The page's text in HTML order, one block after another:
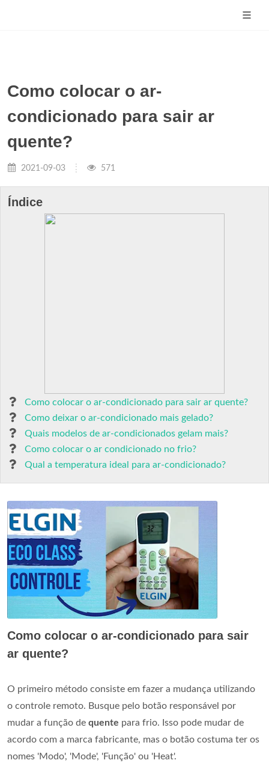
Como colocar o ar-
condicionado para sair ar
quente?
2021-09-03 571
Índice
Como colocar o ar-condicionado para sair ar quente?
Como deixar o ar-condicionado mais gelado?
Quais modelos de ar-condicionados gelam mais?
Como colocar o ar condicionado no frio?
Qual a temperatura ideal para ar-condicionado?
Como colocar o ar-condicionado para sair
ar quente?
O primeiro método consiste em fazer a mudança utilizando
o controle remoto. Busque pelo botão responsável por
mudar a função de quente para frio. Isso pode mudar de
acordo com a marca fabricante, mas o botão costuma ter os
nomes 'Modo', 'Mode', 'Função' ou 'Heat'.